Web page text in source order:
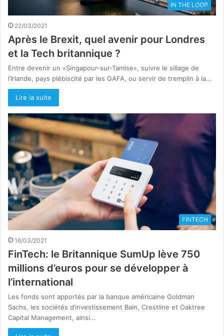
IN THE LOOP
22/03/2021
Après le Brexit, quel avenir pour Londres
et la Tech britannique ?
Entre devenir un «Singapour-sur-Tamise», suivre le sillage de
l’Irlande, pays plébiscité par les GAFA, ou servir de tremplin à la…
Lire la suite
FINTECH
16/03/2021
FinTech: le Britannique SumUp lève 750
millions d’euros pour se développer à
l’international
Les fonds sont apportés par la banque américaine Goldman
Sachs, les sociétés d’investissement Bain, Crestline et Oaktree
Capital Management, ainsi…